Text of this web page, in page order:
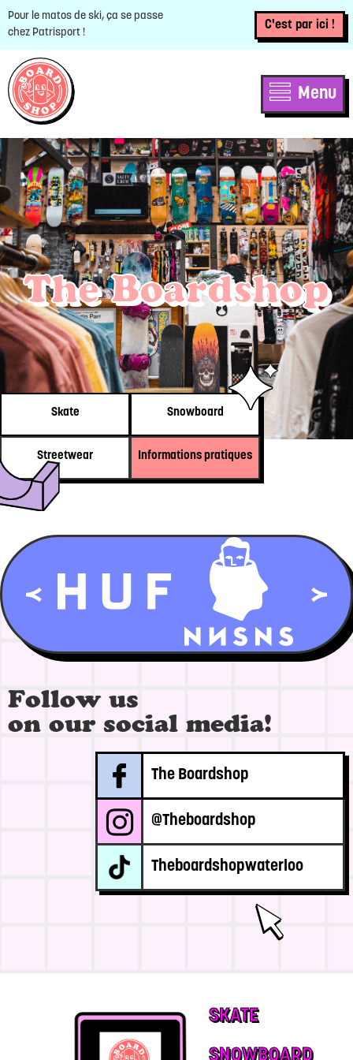
Pour le matos de ski, ça se passe
chez Patrisport !
C'est par ici !
Menu
The Boardshop
Skate Snowboard
Streetwear Informations pratiques
Follow us
on our social media!
The Boardshop
@Theboardshop
Theboardshopwaterloo
SKATE